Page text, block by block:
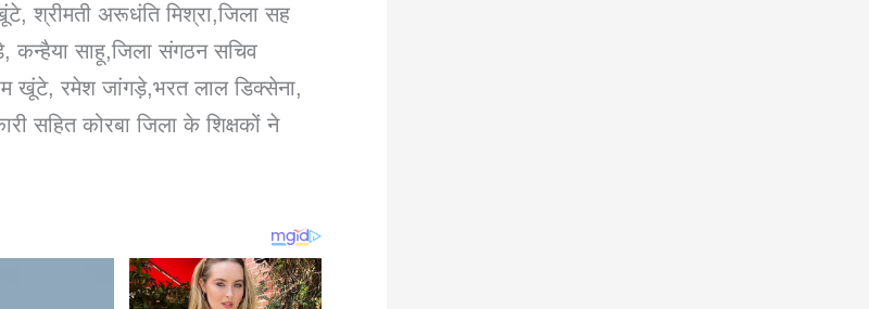
खूंटे, श्रीमती अरूधंति मिश्रा,जिला सह
कन्हैया साहू,जिला संगठन सचिव
खूंटे, रमेश जांगड़े,भरत लाल डिक्सेना,
सहित कोरबा जिला के शिक्षकों ने